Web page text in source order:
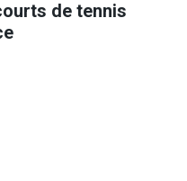
de tennis